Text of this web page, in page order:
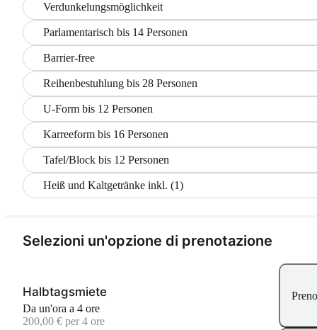
Verdunkelungsmöglichkeit
Parlamentarisch bis 14 Personen
Barrier-free
Reihenbestuhlung bis 28 Personen
U-Form bis 12 Personen
Karreeform bis 16 Personen
Tafel/Block bis 12 Personen
Heiß und Kaltgetränke inkl. (1)
Selezioni un'opzione di prenotazione
Halbtagsmiete
Da un'ora a 4 ore
200,00 € per 4 ore